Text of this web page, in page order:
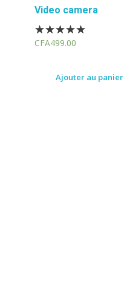
Video camera
CFA499.00
Ajouter au panier